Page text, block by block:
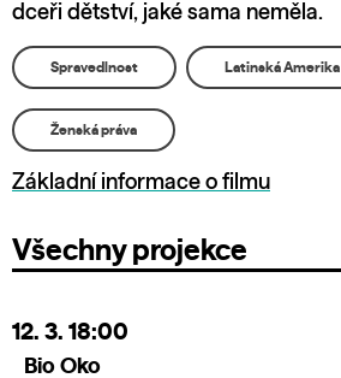
dceři dětství, jaké sama neměla.
Spravedlnost Latinská Amerika
Ženská práva
Základní informace o filmu
Všechny projekce
12. 3. 18:00
Bio Oko